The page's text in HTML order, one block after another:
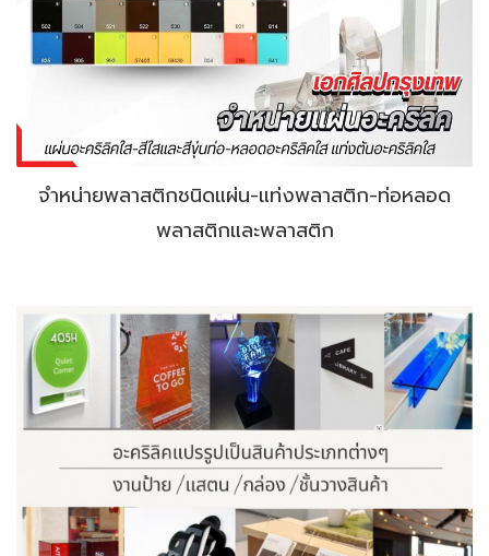
จำหน่ายพลาสติกชนิดแผ่น-แท่งพลาสติก-ท่อหลอด
พลาสติกและพลาสติก